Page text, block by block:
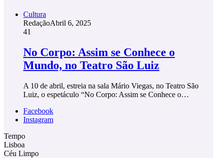
Cultura
RedaçãoAbril 6, 2025
41
No Corpo: Assim se Conhece o
Mundo, no Teatro São Luiz
A 10 de abril, estreia na sala Mário Viegas, no Teatro São
Luiz, o espetáculo “No Corpo: Assim se Conhece o…
Facebook
Instagram
Tempo
Lisboa
Céu Limpo